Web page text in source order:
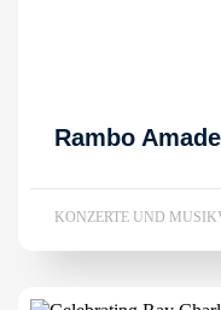
Rambo
KONZERTE UND